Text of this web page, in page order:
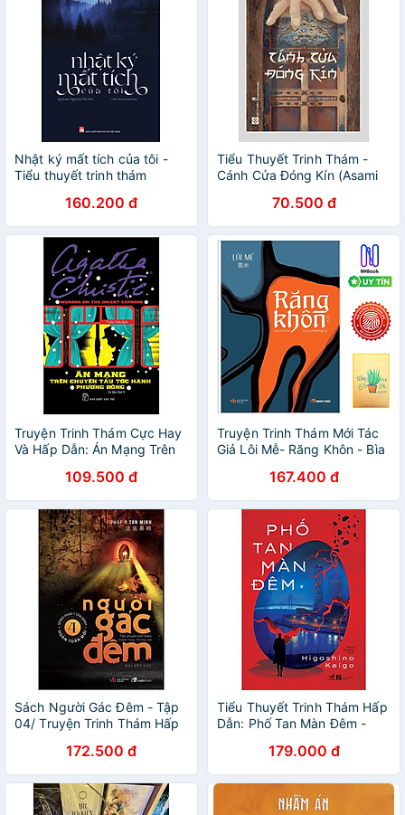
Nhật ký mất tích của tôi -
Tiểu thuyết trinh thám
160.200 đ
Tiểu Thuyết Trinh Thám -
Cánh Cửa Đóng Kín (Asami
70.500 đ
Truyện Trinh Thám Cực Hay
Và Hấp Dẫn: Án Mạng Trên
Phương Đông (Tái Bản)
109.500 đ
Truyện Trinh Thám Mới Tác
Giả Lôi Mễ- Răng Khôn - Bìa
Tặng Kèm Sổ Tay Xương
Rồng
167.400 đ
Sách Người Gác Đêm - Tập
04/ Truyện Trinh Thám Hấp
Tần Minh/ Tặng Kèm
Bookmark
172.500 đ
Tiểu Thuyết Trinh Thám Hấp
Dẫn: Phố Tan Màn Đêm -
179.000 đ